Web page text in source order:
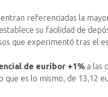
referenciadas la
su facilidad de
que experimentó tras el
de euríbor +1% a las
que es lo mismo, de 13,12